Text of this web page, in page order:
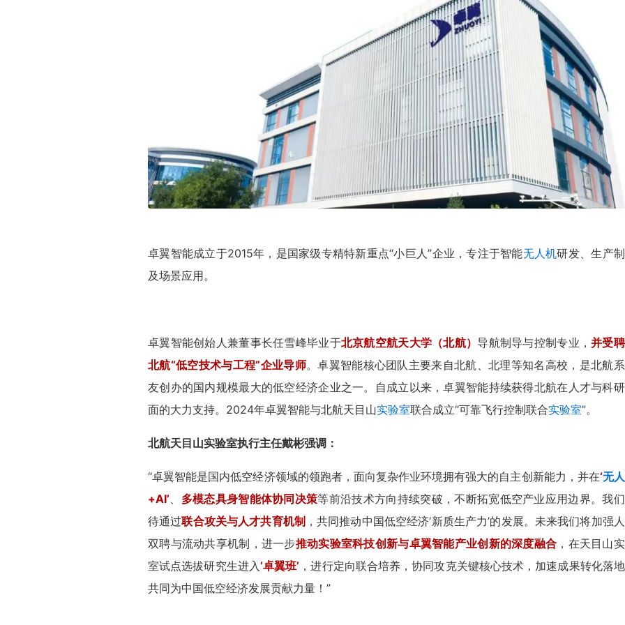
卓翼智能成立于2015年，是国家级专精特新重点“小巨人”企业，专注于智能无人机研发、生产
及场景应用。
卓翼智能创始人兼董事长任雪峰毕业于北京航空航天大学（北航）导航制导与控制专业，并受
北航“低空技术与工程”企业导师。卓翼智能核心团队主要来自北航、北理等知名高校，是北航
友创办的国内规模最大的低空经济企业之一。自成立以来，卓翼智能持续获得北航在人才与科
面的大力支持。2024年卓翼智能与北航天目山实验室联合成立“可靠飞行控制联合实验室”。
北航天目山实验室执行主任戴彬强调：
“卓翼智能是国内低空经济领域的领跑者，面向复杂作业环境拥有强大的自主创新能力，并在‘无
+AI’
多模态具身智能体协同决策等前沿技术方向持续突破，不断拓宽低空产业应用边界。我
待通过联合攻关与人才共育机制，共同推动中国低空经济‘新质生产力’的发展。未来我们将加强
双聘与流动共享机制，进一步推动实验室科技创新与卓翼智能产业创新的深度融合 ，在天目山
室试点选拔研究生进入‘卓翼班’ ，进行定向联合培养，协同攻克关键核心技术，加速成果转化落
共同为中国低空经济发展贡献力量！”